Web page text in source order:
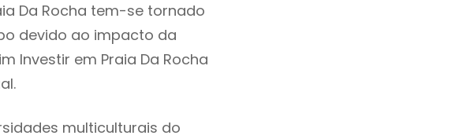
Da Rocha tem-se tornado
devido ao impacto da
Investir em Praia Da Rocha
multiculturais do